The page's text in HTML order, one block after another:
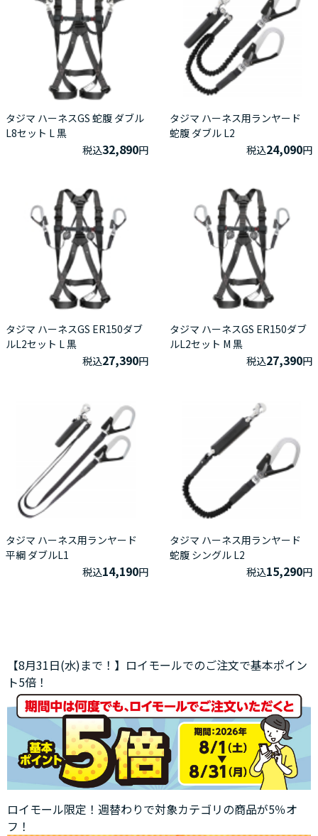
タジマ ハーネスGS 蛇腹 ダブル
L8セット L 黒
税込32,890円
タジマ ハーネス用ランヤード
蛇腹 ダブル L2
税込24,090円
タジマ ハーネスGS ER150ダブ
ルL2セット L 黒
税込27,390円
タジマ ハーネスGS ER150ダブ
ルL2セット M 黒
税込27,390円
タジマ ハーネス用ランヤード
平綱 ダブルL1
税込14,190円
タジマ ハーネス用ランヤード
蛇腹 シングル L2
税込15,290円
【8月31日(水)まで！】ロイモールでのご注文で基本ポイン
ト5倍！
ロイモール限定！週替わりで対象カテゴリの商品が5％オ
フ！